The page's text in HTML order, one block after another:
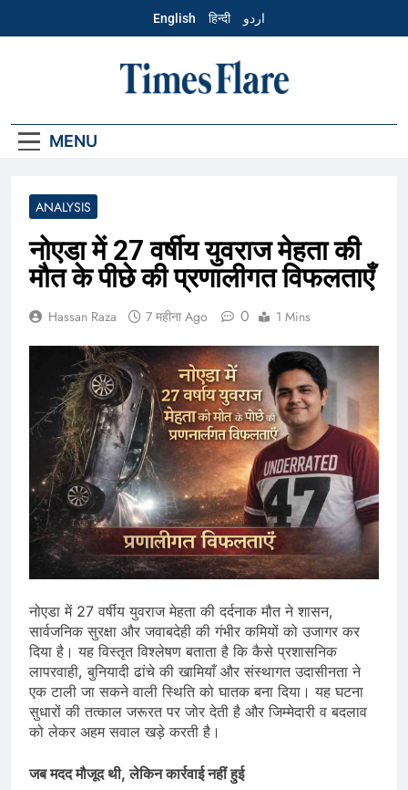
English हिन्दी اردو
Hindi – Times
MENU
ANALYSIS
नोएडा में 27 वर्षीय युवराज मेहता की
मौत के पीछे की प्रणालीगत विफलताएँ
Hassan Raza 7 महीना Ago 0 1 Mins
नोएडा में 27 वर्षीय युवराज मेहता की दर्दनाक मौत ने शासन,
सार्वजनिक सुरक्षा और जवाबदेही की गंभीर कमियों को उजागर कर
दिया है। यह विस्तृत विश्लेषण बताता है कि कैसे प्रशासनिक
लापरवाही, बुनियादी ढांचे की खामियाँ और संस्थागत उदासीनता ने
एक टाली जा सकने वाली स्थिति को घातक बना दिया। यह घटना
सुधारों की तत्काल जरूरत पर जोर देती है और जिम्मेदारी व बदलाव
को लेकर अहम सवाल खड़े करती है।
जब मदद मौजूद थी, लेकिन कार्रवाई नहीं हुई